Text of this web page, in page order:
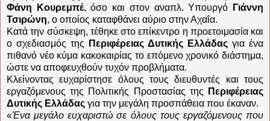
Φάνη Κουρεμπέ, όσο και στον αναπλ. Υπουργό
Γιάννη
Τσιρώνη, ο οποίος καταφθάνει αύριο στην Αχαΐα.
Κατά την σύσκεψη, τέθηκε στο επίκεντρο η προετοιμασία και
ο σχεδιασμός της
Περιφέρειας Δυτικής Ελλάδας για ένα
πιθανό νέο κύμα κακοκαιρίας το επόμενο χρονικό διάστημα,
ώστε να αποφευχθούν τυχόν προβλήματα.
Κλείνοντας ευχαρίστησε όλους τους διευθυντές και τους
εργαζόμενους της Πολιτικής Προστασίας της
Περιφέρειας
Δυτικής Ελλάδας για την μεγάλη προσπάθεια που έκαναν.
«Ένα μεγάλο ευχαριστώ σε όλους τους εργαζόμενους που